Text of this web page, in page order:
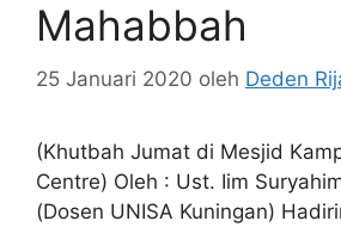
Mahabbah
25 Januari 2020 oleh Deden
(Khutbah Jumat di Mesjid
Centre) Oleh : Ust. Iim
(Dosen UNISA Kuningan)